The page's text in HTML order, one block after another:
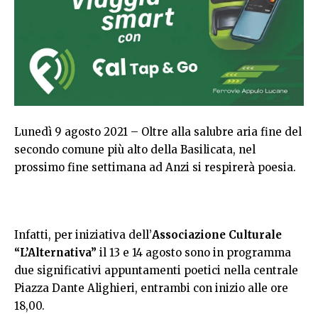
Lunedì 9 agosto 2021 – Oltre alla salubre aria fine del
secondo comune più alto della Basilicata, nel
prossimo fine settimana ad Anzi si respirerà poesia.
Infatti, per iniziativa dell’Associazione Culturale
“L’Alternativa” il 13 e 14 agosto sono in programma
due significativi appuntamenti poetici nella centrale
Piazza Dante Alighieri, entrambi con inizio alle ore
18,00.